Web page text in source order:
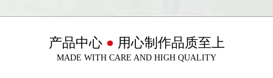
产品中心● 用心制作品质至上
MADE WITH CARE AND HIGH QUALITY